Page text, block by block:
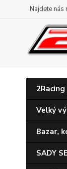
Najdete nás
Velký
Bazar,
SADY